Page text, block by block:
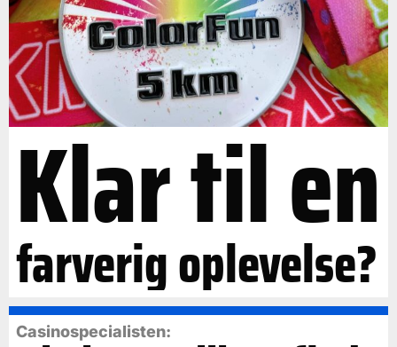
Klar til en
farverig oplevelse?
Casinospecialisten: